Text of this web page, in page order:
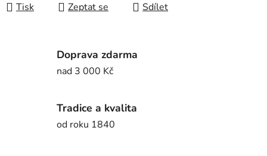
Tisk Zeptat se Sdílet
Doprava zdarma
nad 3 000 Kč
Tradice a kvalita
od roku 1840